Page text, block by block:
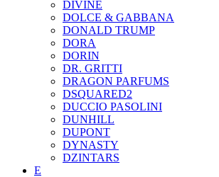
DIVINE
DOLCE & GABBANA
DONALD TRUMP
DORA
DORIN
DR. GRITTI
DRAGON PARFUMS
DSQUARED2
DUCCIO PASOLINI
DUNHILL
DUPONT
DYNASTY
DZINTARS
E